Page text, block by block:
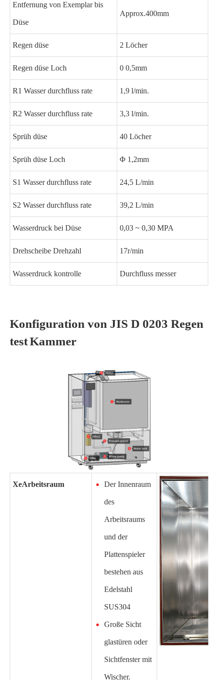
Entfernung von Exemplar bis
Düse
Approx.400mm
Regen düse 2 Löcher
Regen düse Loch 0 0,5mm
R1 Wasser durchfluss rate 1,9 l/min.
R2 Wasser durchfluss rate 3,3 l/min.
Sprüh düse 40 Löcher
Sprüh düse Loch Φ 1,2mm
S1 Wasser durchfluss rate 24,5 L/min
S2 Wasser durchfluss rate 39,2 L/min
Wasserdruck bei Düse 0,03 ~ 0,30 MPA
Drehscheibe Drehzahl 17r/min
Wasserdruck kontrolle Durchfluss messer
Konfiguration von JIS D 0203 Regen
testKammer
XeArbeitsraum Der Innenraum
des
Arbeitsraums
und der
Plattenspieler
bestehen aus
Edelstahl
SUS304
Große Sicht
glastüren oder
Sichtfenster mit
Wischer.